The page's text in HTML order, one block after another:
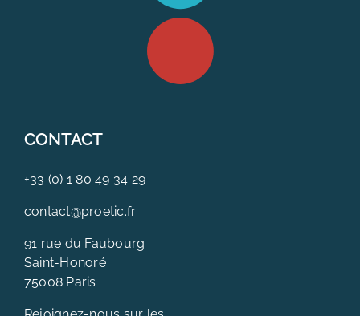
CONTACT
+33 (0) 1 80 49 34 29
contact@proetic.fr
91 rue du Faubourg
Saint-Honoré
75008 Paris